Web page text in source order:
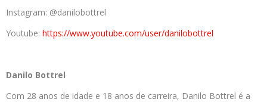
Instagram: @danilobottrel
Youtube: https://www.youtube.com/user/danilobottrel
Danilo Bottrel
Com 28 anos de idade e 18 anos de carreira, Danilo Bottrel é a